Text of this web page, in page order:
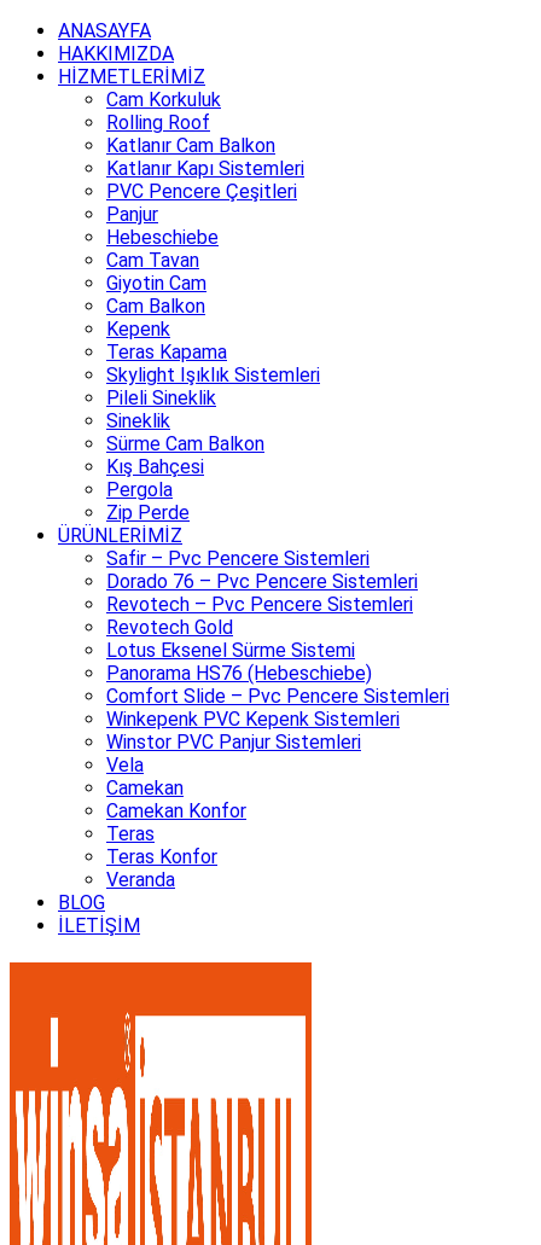
ANASAYFA
HAKKIMIZDA
HİZMETLERİMİZ
Cam Korkuluk
Rolling Roof
Katlanır Cam Balkon
Katlanır Kapı Sistemleri
PVC Pencere Çeşitleri
Panjur
Hebeschiebe
Cam Tavan
Giyotin Cam
Cam Balkon
Kepenk
Teras Kapama
Skylight Işıklık Sistemleri
Pileli Sineklik
Sineklik
Sürme Cam Balkon
Kış Bahçesi
Pergola
Zip Perde
ÜRÜNLERİMİZ
Safir – Pvc Pencere Sistemleri
Dorado 76 – Pvc Pencere Sistemleri
Revotech – Pvc Pencere Sistemleri
Revotech Gold
Lotus Eksenel Sürme Sistemi
Panorama HS76 (Hebeschiebe)
Comfort Slide – Pvc Pencere Sistemleri
Winkepenk PVC Kepenk Sistemleri
Winstor PVC Panjur Sistemleri
Vela
Camekan
Camekan Konfor
Teras
Teras Konfor
Veranda
BLOG
İLETİŞİM